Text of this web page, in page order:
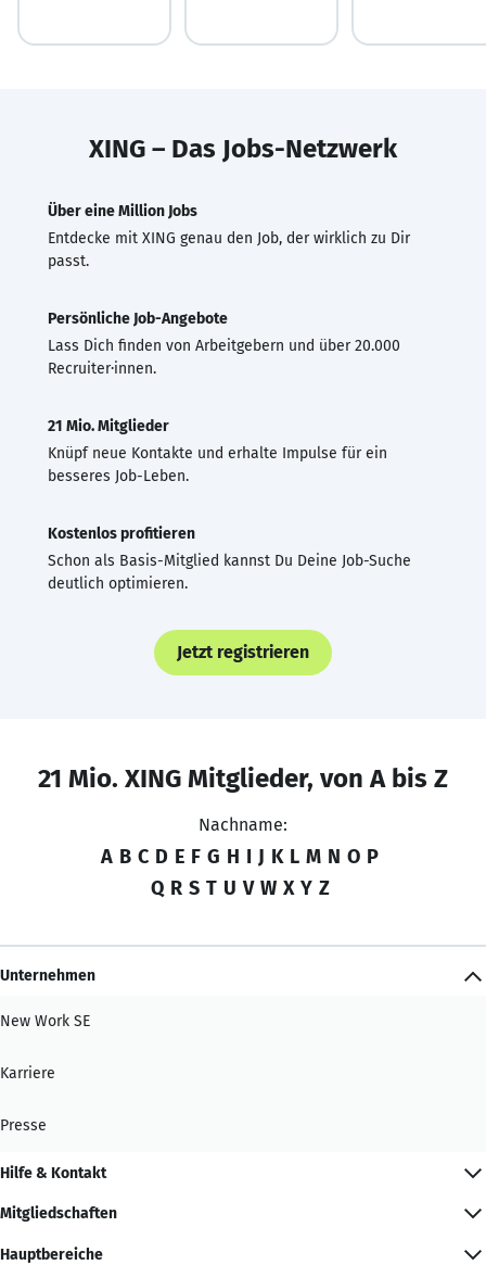
XING – Das Jobs-Netzwerk
Über eine Million Jobs
Entdecke mit XING genau den Job, der wirklich zu Dir
passt.
Persönliche Job-Angebote
Lass Dich finden von Arbeitgebern und über 20.000
Recruiter·innen.
21 Mio. Mitglieder
Knüpf neue Kontakte und erhalte Impulse für ein
besseres Job-Leben.
Kostenlos profitieren
Schon als Basis-Mitglied kannst Du Deine Job-Suche
deutlich optimieren.
Jetzt registrieren
21 Mio. XING Mitglieder, von A bis Z
Nachname:
A B C D E F G H I J K L M N O P
Q R S T U V W X Y Z
Unternehmen
New Work SE
Karriere
Presse
Hilfe & Kontakt
Mitgliedschaften
Hauptbereiche